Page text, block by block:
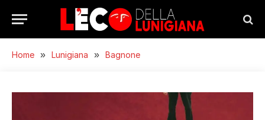
Home » Lunigiana » Bagnone